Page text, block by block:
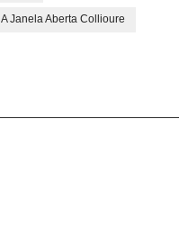
A Janela Aberta Collioure